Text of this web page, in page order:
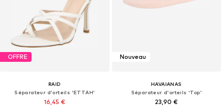
OFFRE
RAID
Séparateur d'orteils 'ETTAH'
16,45 €
Nouveau
HAVAIANAS
Séparateur d'orteils 'Top'
23,90 €